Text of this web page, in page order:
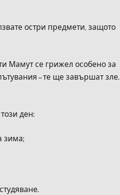
остри предмети, защото
Мамут се грижел особено за
– те ще завършат зле.
ден:
зима;